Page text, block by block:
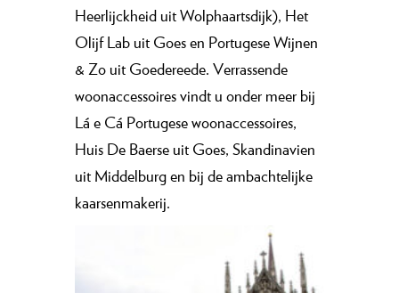
Heerlijckheid uit Wolphaartsdijk), Het
Olijf Lab uit Goes en Portugese Wijnen
& Zo uit Goedereede. Verrassende
woonaccessoires vindt u onder meer bij
Lá e Cá Portugese woonaccessoires,
Huis De Baerse uit Goes, Skandinavien
uit Middelburg en bij de ambachtelijke
kaarsenmakerij.